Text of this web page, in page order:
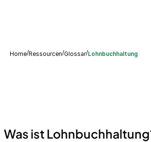
Home/Ressourcen/Glossar/Lohnbuchhaltung
Was ist